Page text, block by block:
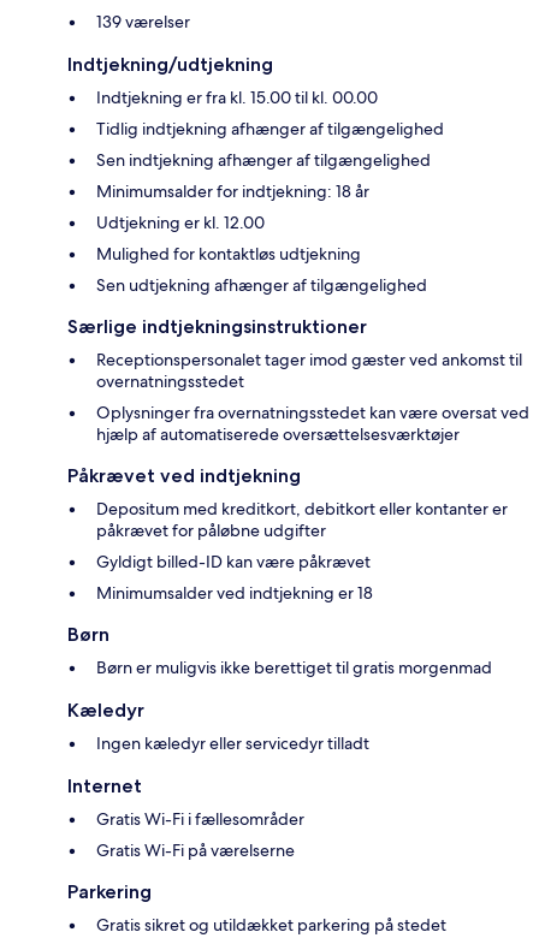
139 værelser
Indtjekning/udtjekning
Indtjekning er fra kl. 15.00 til kl. 00.00
Tidlig indtjekning afhænger af tilgængelighed
Sen indtjekning afhænger af tilgængelighed
Minimumsalder for indtjekning: 18 år
Udtjekning er kl. 12.00
Mulighed for kontaktløs udtjekning
Sen udtjekning afhænger af tilgængelighed
Særlige indtjekningsinstruktioner
Receptionspersonalet tager imod gæster ved ankomst til
overnatningsstedet
Oplysninger fra overnatningsstedet kan være oversat ved
hjælp af automatiserede oversættelsesværktøjer
Påkrævet ved indtjekning
Depositum med kreditkort, debitkort eller kontanter er
påkrævet for påløbne udgifter
Gyldigt billed-ID kan være påkrævet
Minimumsalder ved indtjekning er 18
Børn
Børn er muligvis ikke berettiget til gratis morgenmad
Kæledyr
Ingen kæledyr eller servicedyr tilladt
Internet
Gratis Wi-Fi i fællesområder
Gratis Wi-Fi på værelserne
Parkering
Gratis sikret og utildækket parkering på stedet